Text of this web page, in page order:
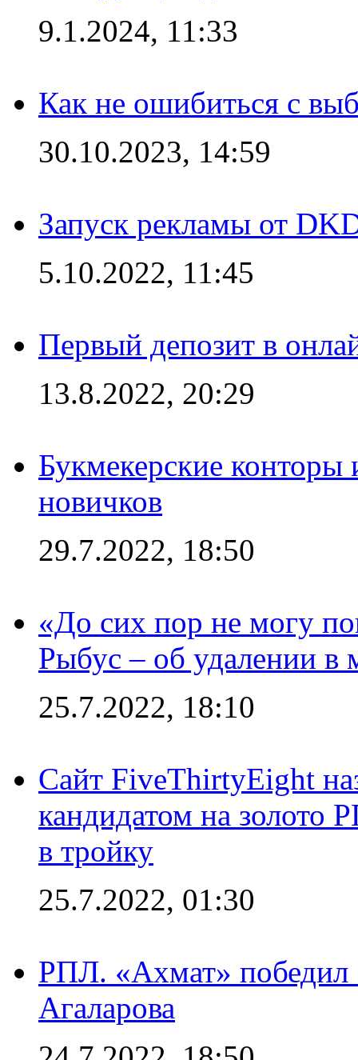
9.1.2024, 11:33
Как не ошибиться с
30.10.2023, 14:59
Запуск рекламы от
5.10.2022, 11:45
Первый депозит в
13.8.2022, 20:29
Букмекерские конторы
новичков
29.7.2022, 18:50
«До сих пор не могу
Рыбус – об удалении в
25.7.2022, 18:10
Сайт FiveThirtyEight
кандидатом на
в тройку
25.7.2022, 01:30
РПЛ. «Ахмат» победил
Агаларова